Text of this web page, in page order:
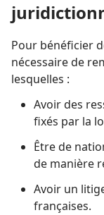
Pour bénéficier
nécessaire de
lesquelles :
Avoir des
fixés par la
Être de
de manière
Avoir un
françaises.